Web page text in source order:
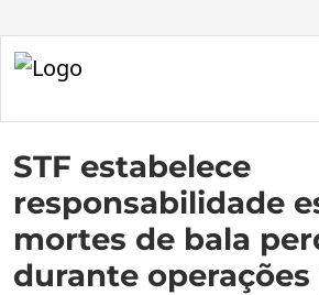
STF estabelece
responsabilidade
mortes de bala
durante